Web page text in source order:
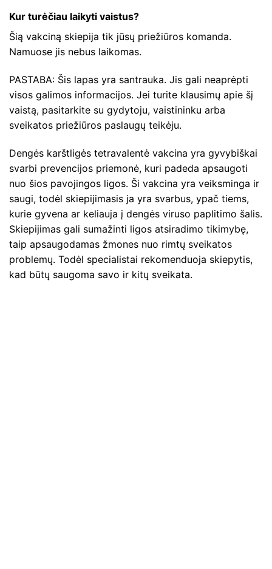
Kur turėčiau laikyti vaistus?
Šią vakciną skiepija tik jūsų priežiūros komanda.
Namuose jis nebus laikomas.
PASTABA: Šis lapas yra santrauka. Jis gali neaprėpti
visos galimos informacijos. Jei turite klausimų apie šį
vaistą, pasitarkite su gydytoju, vaistininku arba
sveikatos priežiūros paslaugų teikėju.
Dengės karštligės tetravalentė vakcina yra gyvybiškai
svarbi prevencijos priemonė, kuri padeda apsaugoti
nuo šios pavojingos ligos. Ši vakcina yra veiksminga ir
saugi, todėl skiepijimasis ja yra svarbus, ypač tiems,
kurie gyvena ar keliauja į dengės viruso paplitimo šalis.
Skiepijimas gali sumažinti ligos atsiradimo tikimybę,
taip apsaugodamas žmones nuo rimtų sveikatos
problemų. Todėl specialistai rekomenduoja skiepytis,
kad būtų saugoma savo ir kitų sveikata.